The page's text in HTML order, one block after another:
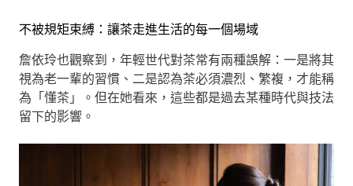
不被規矩束縛：讓茶走進生活的每一個場域
詹依玲也觀察到，年輕世代對茶常有兩種誤解：一是將其
視為老一輩的習慣、二是認為茶必須濃烈、繁複，才能稱
為「懂茶」。但在她看來，這些都是過去某種時代與技法
留下的影響。